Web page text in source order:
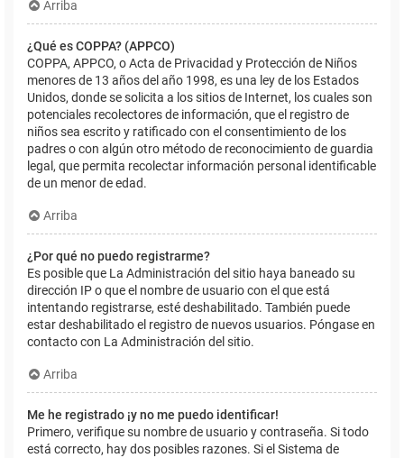
Arriba
¿Qué es COPPA? (APPCO)
COPPA, APPCO, o Acta de Privacidad y Protección de Niños
menores de 13 años del año 1998, es una ley de los Estados
Unidos, donde se solicita a los sitios de Internet, los cuales son
potenciales recolectores de información, que el registro de
niños sea escrito y ratificado con el consentimiento de los
padres o con algún otro método de reconocimiento de guardia
legal, que permita recolectar información personal identificable
de un menor de edad.
Arriba
¿Por qué no puedo registrarme?
Es posible que La Administración del sitio haya baneado su
dirección IP o que el nombre de usuario con el que está
intentando registrarse, esté deshabilitado. También puede
estar deshabilitado el registro de nuevos usuarios. Póngase en
contacto con La Administración del sitio.
Arriba
Me he registrado ¡y no me puedo identificar!
Primero, verifique su nombre de usuario y contraseña. Si todo
está correcto, hay dos posibles razones. Si el Sistema de